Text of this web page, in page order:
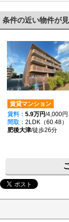
条件の近い物件が
賃貸マンション
賃料： 5.9万円/4,000円
間取： 2LDK（60.48）
肥後大津/徒歩26分